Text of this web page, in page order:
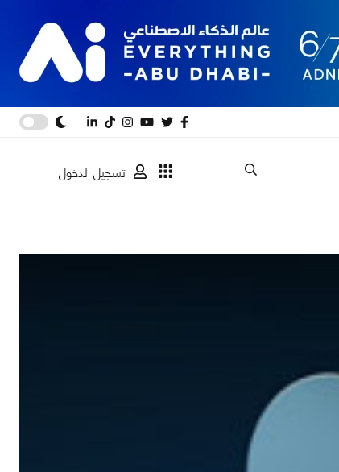
تسجيل الدخول